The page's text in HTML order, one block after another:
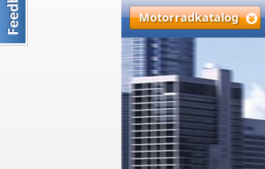
Motorradkatalog